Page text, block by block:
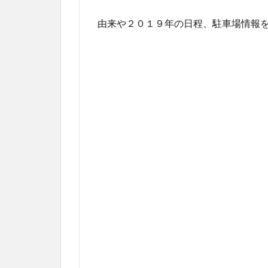
由来や２０１９年の日程、駐車場情報